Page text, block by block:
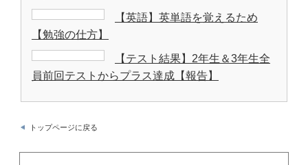
【英語】英単語を覚えるため
【勉強の仕方】
【テスト結果】2年生＆3年生全
員前回テストからプラス達成【報告】
トップページに戻る